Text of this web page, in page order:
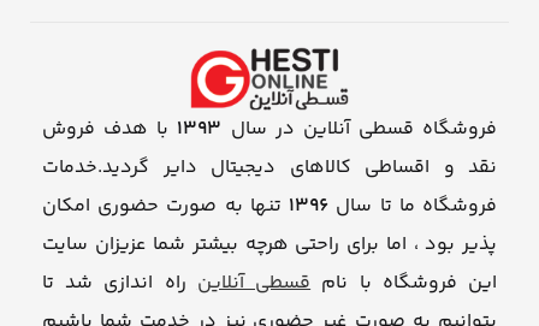
فروشگاه قسطی آنلاین در سال 1393 با هدف فروش
نقد و اقساطی کالاهای دیجیتال دایر گردید.خدمات
فروشگاه ما تا سال 1396 تنها به صورت حضوری امکان
پذیر بود ، اما برای راحتی هرچه بیشتر شما عزیزان سایت
این فروشگاه با نامقسطی آنلاین راه اندازی شد تا